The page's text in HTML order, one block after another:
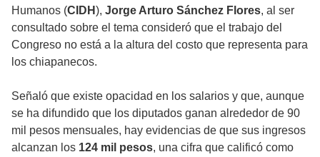
Humanos (CIDH), Jorge Arturo Sánchez Flores, al ser
consultado sobre el tema consideró que el trabajo del
Congreso no está a la altura del costo que representa para
los chiapanecos.
Señaló que existe opacidad en los salarios y que, aunque
se ha difundido que los diputados ganan alrededor de 90
mil pesos mensuales, hay evidencias de que sus ingresos
alcanzan los 124 mil pesos, una cifra que calificó como